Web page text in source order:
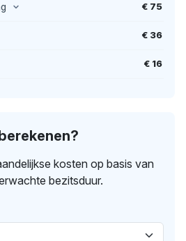
€ 75
€ 36
€ 16
kosten op basis van
bezitsduur.